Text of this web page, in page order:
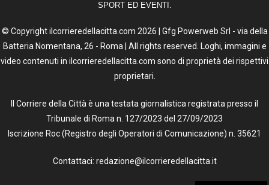
SPORT ED EVENTI.
© Copyright ilcorrieredellacitta.com 2026 | Gfg Powerweb Srl - via della
Batteria Nomentana, 26 - Roma | All rights reserved. Loghi, immagini e
video contenuti in ilcorrieredellacitta.com sono di proprietà dei rispettivi
proprietari.
Il Corriere della Città è una testata giornalistica registrata presso il
Tribunale di Roma n. 127/2023 del 27/09/2023
Iscrizione Roc (Registro degli Operatori di Comunicazione) n. 35621
Contattaci: redazione@ilcorrieredellacitta.it